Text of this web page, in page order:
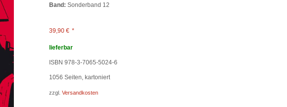
Band: Sonderband 12
39,90 € *
lieferbar
ISBN 978-3-7065-5024-6
1056 Seiten, kartoniert
zzgl. Versandkosten